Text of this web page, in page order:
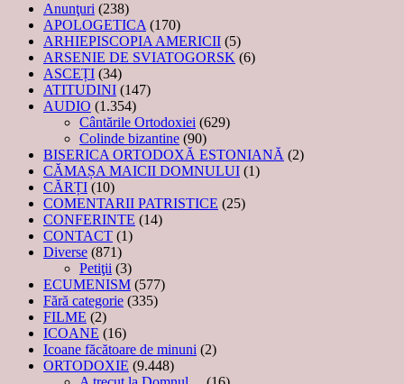
Anunţuri (238)
APOLOGETICA (170)
ARHIEPISCOPIA AMERICII (5)
ARSENIE DE SVIATOGORSK (6)
ASCEȚI (34)
ATITUDINI (147)
AUDIO (1.354)
Cântările Ortodoxiei (629)
Colinde bizantine (90)
BISERICA ORTODOXĂ ESTONIANĂ (2)
CĂMAȘA MAICII DOMNULUI (1)
CĂRȚI (10)
COMENTARII PATRISTICE (25)
CONFERINTE (14)
CONTACT (1)
Diverse (871)
Petiţii (3)
ECUMENISM (577)
Fără categorie (335)
FILME (2)
ICOANE (16)
Icoane făcătoare de minuni (2)
ORTODOXIE (9.448)